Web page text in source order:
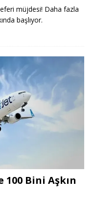
müjdesi! Daha fazla
başlıyor.
Bini Aşkın